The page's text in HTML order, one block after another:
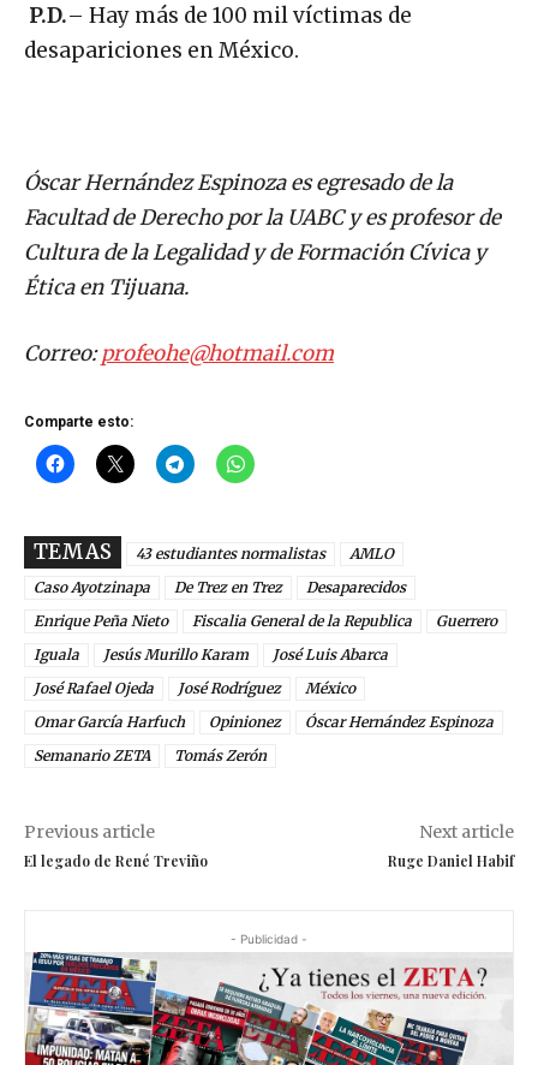
P.D.– Hay más de 100 mil víctimas de
desapariciones en México.
Óscar Hernández Espinoza es egresado de la
Facultad de Derecho por la UABC y es profesor de
Cultura de la Legalidad y de Formación Cívica y
Ética en Tijuana.
Correo:profeohe@hotmail.com
Comparte esto:
TEMAS 43 estudiantes normalistas
AMLO
Caso Ayotzinapa
De Trez en Trez
Desaparecidos
Enrique Peña Nieto
Fiscalia General de la Republica
Guerrero
Iguala
Jesús Murillo Karam
José Luis Abarca
José Rafael Ojeda
José Rodríguez
México
Omar García Harfuch
Opinionez
Óscar Hernández Espinoza
Semanario ZETA
Tomás Zerón
Previous article
El legado de René Treviño
Next article
Ruge Daniel Habif
- Publicidad -